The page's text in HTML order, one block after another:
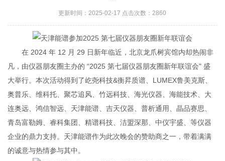
更新时间：2025-02-17 点击次数：2860
在 2024 年 12 月 29 日新年临近，北京龙爪树宾馆内却热闹非
凡，由仪器朋友圈主办的 “2025 第七届仪器朋友圈新年联谊会" 盛
大举行。本次活动得到了屹尧科技&衡昇质谱、LUMEX鲁美克斯、
奥普乐、维科托、聚芯追风、竹远科技、海光仪器、海能技术、大
连奥远、鸿信智远、天津能谱、吉天仪器、普析通用、晶品赛思、
青岛富勒姆、睿科集团、精谱科技、洁盟深那、中仪宇盛、等仪器
企业的鼎力支持。天津能谱作为此次晚会的赞助商之一，带着满满
的诚意与热情参与其中。